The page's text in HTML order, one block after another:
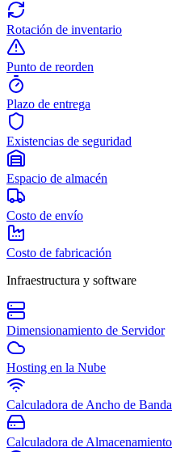
Rotación de inventario
Punto de reorden
Plazo de entrega
Existencias de seguridad
Espacio de almacén
Costo de envío
Costo de fabricación
Infraestructura y software
Dimensionamiento de Servidor
Hosting en la Nube
Calculadora de Ancho de Banda
Calculadora de Almacenamiento